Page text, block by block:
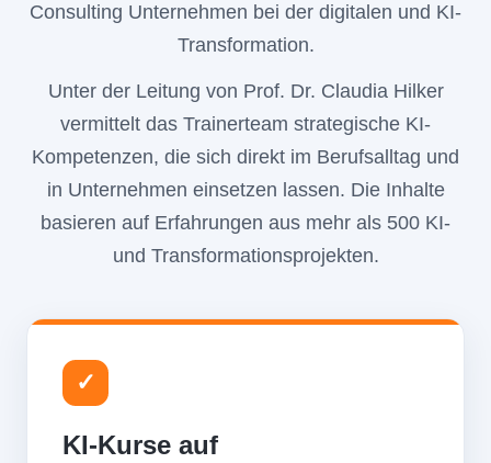
Consulting Unternehmen bei der digitalen und KI-
Transformation.
Unter der Leitung von Prof. Dr. Claudia Hilker
vermittelt das Trainerteam strategische KI-
Kompetenzen, die sich direkt im Berufsalltag und
in Unternehmen einsetzen lassen. Die Inhalte
basieren auf Erfahrungen aus mehr als 500 KI-
und Transformationsprojekten.
✓
KI-Kurse auf